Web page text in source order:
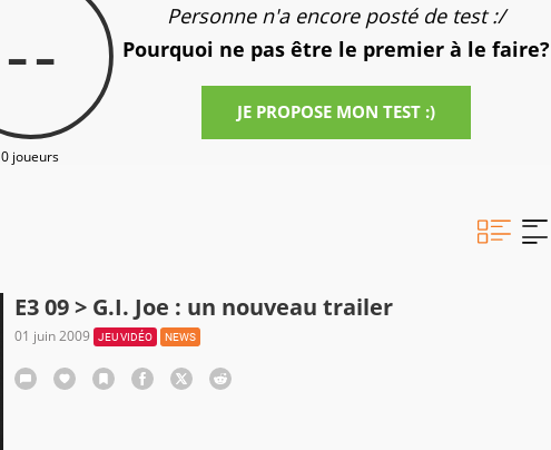
--
0 joueurs
Personne n'a encore posté de test :/
Pourquoi ne pas être le premier à le faire?
JE PROPOSE MON TEST :)
E3 09 > G.I. Joe : un nouveau trailer
01 juin 2009 JEU VIDÉO NEWS